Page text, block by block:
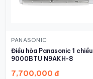
PANASONIC
Điều hòa Panasonic 1 chiều
9000BTU N9AKH-8
7,700,000 đ